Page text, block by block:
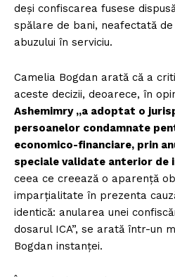
deși confiscarea fusese
spălare de bani, neafectată
abuzului în serviciu.
Camelia Bogdan arată că a
aceste decizii, deoarece, în
Ashemimry „a adoptat o
persoanelor condamnate
economico-financiare, prin
speciale validate anterior de
ceea ce creează o aparență
imparțialitate în prezenta
identică: anularea unei
dosarul ICA”, se arată într-un
Bogdan instanței.